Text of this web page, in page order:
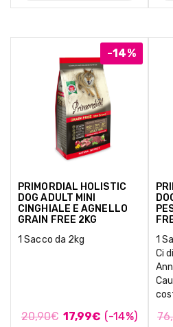
-14%
PRIMORDIAL HOLISTIC
DOG ADULT MINI
CINGHIALE E AGNELLO
GRAIN FREE 2KG
1 Sacco da 2kg
20,90€ 17,99€ (-14%)
1
Ci